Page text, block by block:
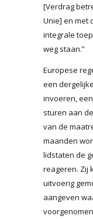
[Verdrag
Unie] en met
integrale
weg staan.”
Europese
een
invoeren,
sturen aan
van de
maanden
lidstaten de
reageren. Zij
uitvoerig
aangeven